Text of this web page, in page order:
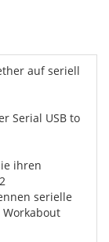
auf seriell
Serial USB to
ihren
serielle
Workabout